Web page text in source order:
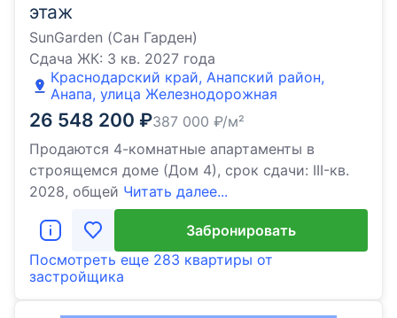
этаж
SunGarden (Сан Гарден)
Сдача ЖК: 3 кв. 2027 года
Краснодарский край, Анапский район,
Анапа, улица Железнодорожная
26 548 200 ₽387 000 ₽/м²
Продаются 4-комнатные апартаменты в
строящемся доме (Дом 4), срок сдачи: III-кв.
2028, общей Читать далее...
Забронировать
Посмотреть еще 283 квартиры от
застройщика